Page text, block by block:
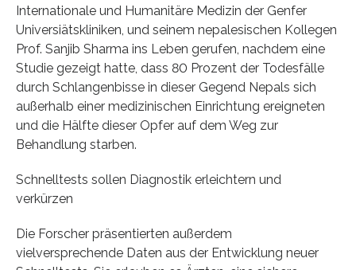
Internationale und Humanitäre Medizin der Genfer
Universiätskliniken, und seinem nepalesischen Kollegen
Prof. Sanjib Sharma ins Leben gerufen, nachdem eine
Studie gezeigt hatte, dass 80 Prozent der Todesfälle
durch Schlangenbisse in dieser Gegend Nepals sich
außerhalb einer medizinischen Einrichtung ereigneten
und die Hälfte dieser Opfer auf dem Weg zur
Behandlung starben.
Schnelltests sollen Diagnostik erleichtern und
verkürzen
Die Forscher präsentierten außerdem
vielversprechende Daten aus der Entwicklung neuer